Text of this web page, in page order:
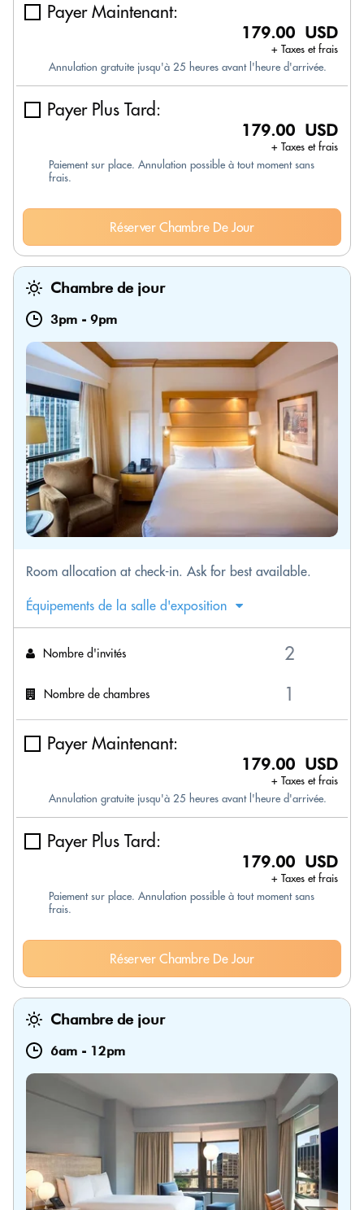
Payer Maintenant:
179.00 USD
+ Taxes et frais
Annulation gratuite jusqu'à 25 heures avant l'heure d'arrivée.
Payer Plus Tard:
179.00 USD
+ Taxes et frais
Paiement sur place. Annulation possible à tout moment sans
frais.
Réserver Chambre De Jour
Chambre de jour
3pm - 9pm
Room allocation at check-in. Ask for best available.
Équipements de la salle d'exposition
Nombre d'invités
Nombre de chambres
Payer Maintenant:
179.00 USD
+ Taxes et frais
Annulation gratuite jusqu'à 25 heures avant l'heure d'arrivée.
Payer Plus Tard:
179.00 USD
+ Taxes et frais
Paiement sur place. Annulation possible à tout moment sans
frais.
Réserver Chambre De Jour
Chambre de jour
6am - 12pm